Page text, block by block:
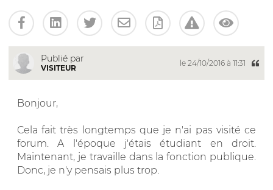
Publié par
VISITEUR
le 24/10/2016 à 11:31
Bonjour,
Cela fait très longtemps que je n'ai pas visité ce
forum. A l'époque j'étais étudiant en droit.
Maintenant, je travaille dans la fonction publique.
Donc, je n'y pensais plus trop.